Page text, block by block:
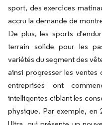
sport, des exercices
accru la demande de
De plus, les sports
terrain solide pour les
variétés du segment des
ainsi progresser les ventes
entreprises ont
intelligentes ciblant les
physique. Par exemple, en